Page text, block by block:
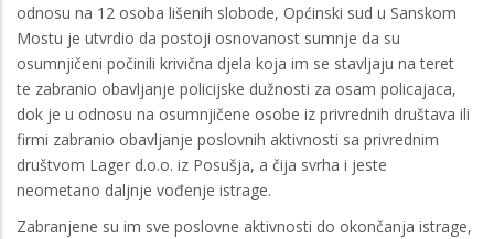
odnosu na 12 osoba lišenih slobode, Općinski sud u Sanskom
Mostu je utvrdio da postoji osnovanost sumnje da su
osumnjičeni počinili krivična djela koja im se stavljaju na teret
te zabranio obavljanje policijske dužnosti za osam policajaca,
dok je u odnosu na osumnjičene osobe iz privrednih društava ili
firmi zabranio obavljanje poslovnih aktivnosti sa privrednim
društvom Lager d.o.o. iz Posušja, a čija svrha i jeste
neometano daljnje vođenje istrage.
Zabranjene su im sve poslovne aktivnosti do okončanja istrage,